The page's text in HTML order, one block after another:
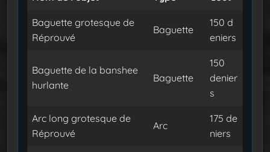
Baguette grotesque de
Réprouvé
Baguette
150 d
eniers
Baguette de la banshee
hurlante
Baguette
150
denier
s
Arc long grotesque de
Réprouvé
Arc
175 de
niers